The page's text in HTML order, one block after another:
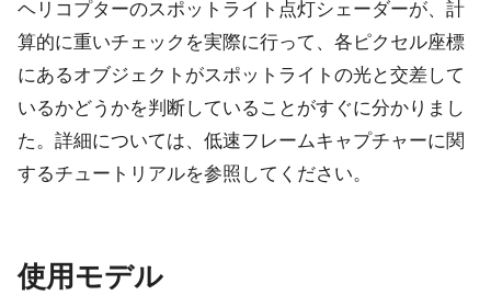
ヘリコプターのスポットライト点灯シェーダーが、計
算的に重いチェックを実際に行って、各ピクセル座標
にあるオブジェクトがスポットライトの光と交差して
いるかどうかを判断していることがすぐに分かりまし
た。詳細については、低速フレームキャプチャーに関
するチュートリアルを参照してください。
使用モデル